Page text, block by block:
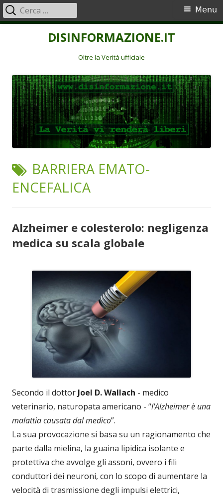
DISINFORMAZIONE.IT
Oltre la Verità ufficiale
Menu
principale
Menu
Ricerca
per:
TAG:
BARRIERA EMATO-
ENCEFALICA
Alzheimer e colesterolo: negligenza
medica su scala globale
Secondo il dottor Joel D. Wallach - medico
veterinario, naturopata americano - “l'Alzheimer è una
malattia causata dal medico”.
La sua provocazione si basa su un ragionamento che
parte dalla mielina, la guaina lipidica isolante e
protettiva che avvolge gli assoni, ovvero i fili
conduttori dei neuroni, con lo scopo di aumentare la
velocità di trasmissione degli impulsi elettrici,